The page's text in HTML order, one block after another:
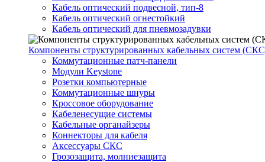
Кабель оптический подвесной, тип-8
Кабель оптический огнестойкий
Кабель оптический для пневмозадувки
Компоненты структурированных кабельных систем
Коммутационные патч-панели
Модули Keystone
Розетки компьютерные
Коммутационные шнуры
Кроссовое оборудование
Кабеленесущие системы
Кабельные органайзеры
Коннекторы для кабеля
Аксессуары СКС
Грозозащита, молниезащита